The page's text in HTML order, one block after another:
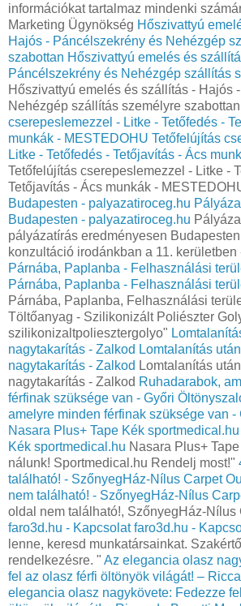
információkat tartalmaz mindenki
Marketing Ügynökség Hőszivattyú
Hajós - Páncélszekrény és Nehézgép
szabottan Hőszivattyú emelés és
Páncélszekrény és Nehézgép szállítás
Hőszivattyú emelés és szállítás - Hajós
Nehézgép szállítás személyre szabottan
cserepeslemezzel - Litke - Tetőfedés -
munkák - MESTEDOHU Tetőfelújítás
Litke - Tetőfedés - Tetőjavítás - Ács
Tetőfelújítás cserepeslemezzel - Litke -
Tetőjavítás - Ács munkák -
Budapesten - palyazatiroceg.hu
Budapesten - palyazatiroceg.hu
pályázatírás eredményesen
konzultáció irodánkban a 11.
Párnába, Paplanba - Felhasználási
Párnába, Paplanba - Felhasználási
Párnába, Paplanba, Felhasználási
Töltőanyag - Szilikonizált Poliészter
szilikonizaltpoliesztergolyo"
nagytakarítás - Zalkod Lomtalanítás
nagytakarítás - Zalkod Lomtalanítás
nagytakarítás - Zalkod Ruhadarabok,
férfinak szüksége van - Győri
amelyre minden férfinak szüksége van -
Nasara Plus+ Tape Kék sportmedical.hu
Kék sportmedical.hu Nasara Plus+
nálunk! Sportmedical.hu Rendelj most!"
található! - SzőnyegHáz-Nílus Carpet
nem található! - SzőnyegHáz-Nílus
oldal nem található!, SzőnyegHáz-Nílus
faro3d.hu - Kapcsolat faro3d.hu -
lenne, keresd munkatársainkat.
rendelkezésre. " Az elegancia olasz
fel az olasz férfi öltönyök világát! –
elegancia olasz nagykövete: Fedezze